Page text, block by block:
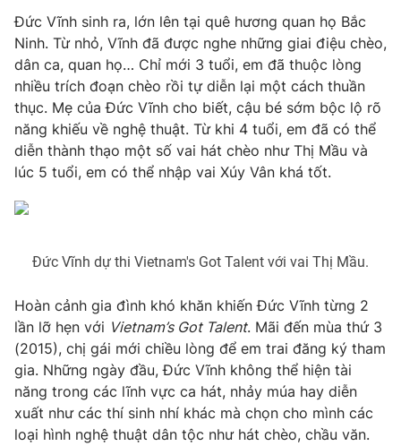
Khán giả
Giải sao mai
Âm nhạc
Sao
Du lịch
Làm đẹp
Chất lượng cuộc sống
Giáo dục
Tuyển sinh
Học trực tuyến
Công nghệ
Hitech Công nghệ tương lai
Sản phẩm
Thị trường
Tư vấn
Giao lưu trực tuyến
Lịch phát sóng
Emagazine Podcast
Photo Infographic
Video Shorts video
Đức Vĩnh sinh ra, lớn lên tại quê hương quan họ Bắc
Ninh. Từ nhỏ, Vĩnh đã được nghe những giai điệu chèo,
dân ca, quan họ… Chỉ mới 3 tuổi, em đã thuộc lòng
nhiều trích đoạn chèo rồi tự diễn lại một cách thuần
thục. Mẹ của Đức Vĩnh cho biết, cậu bé sớm bộc lộ rõ
năng khiếu về nghệ thuật. Từ khi 4 tuổi, em đã có thể
diễn thành thạo một số vai hát chèo như Thị Mầu và
lúc 5 tuổi, em có thể nhập vai Xúy Vân khá tốt.
Đức Vĩnh dự thi Vietnam's Got Talent với vai Thị Mầu.
Hoàn cảnh gia đình khó khăn khiến Đức Vĩnh từng 2
lần lỡ hẹn với Vietnam’s Got Talent. Mãi đến mùa thứ 3
(2015), chị gái mới chiều lòng để em trai đăng ký tham
gia. Những ngày đầu, Đức Vĩnh không thể hiện tài
năng trong các lĩnh vực ca hát, nhảy múa hay diễn
xuất như các thí sinh nhí khác mà chọn cho mình các
loại hình nghệ thuật dân tộc như hát chèo, chầu văn.